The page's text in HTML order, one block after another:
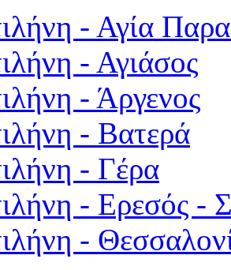
- Αγία
- Αγιάσος
- Άργενος
- Βατερά
- Γέρα
- Ερεσός -
-